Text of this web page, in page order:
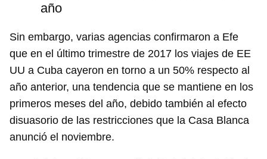
año
Sin embargo, varias agencias confirmaron a Efe
que en el último trimestre de 2017 los viajes de EE
UU a Cuba cayeron en torno a un 50% respecto al
año anterior, una tendencia que se mantiene en los
primeros meses del año, debido también al efecto
disuasorio de las restricciones que la Casa Blanca
anunció el noviembre.